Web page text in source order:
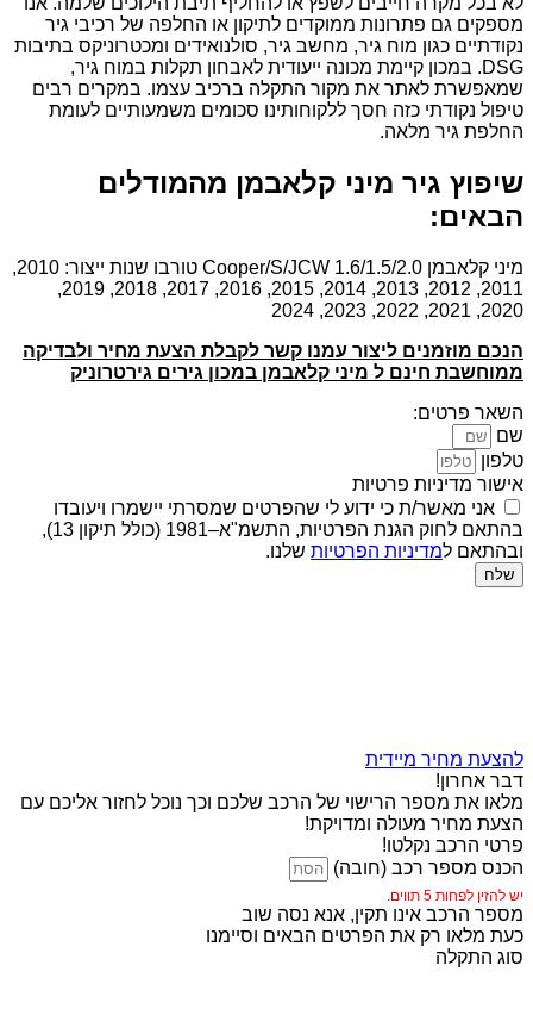
מספקים גם פתרונות ממוקדים לתיקון או החלפה של רכיבי גיר
נקודתיים כגון מוח גיר, מחשב גיר, סולנואידים ומכטרוניקס בתיבות
DSG. במכון קיימת מכונה ייעודית לאבחון תקלות במוח גיר,
שמאפשרת לאתר את מקור התקלה ברכיב עצמו. במקרים רבים
טיפול נקודתי כזה חסך ללקוחותינו סכומים משמעותיים לעומת
החלפת גיר מלאה.
שיפוץ גיר מיני קלאבמן מהמודלים
הבאים:
מיני קלאבמן Cooper/S/JCW 1.6/1.5/2.0 טורבו שנות ייצור: 2010,
2011, 2012, 2013, 2014, 2015, 2016, 2017, 2018, 2019,
2020, 2021, 2022, 2023, 2024
הנכם מוזמנים ליצור עמנו קשר לקבלת הצעת מחיר ולבדיקה
ממוחשבת חינם ל מיני קלאבמן במכון גירים גירטרוניק
השאר פרטים:
שם
טלפון
אישור מדיניות פרטיות
אני מאשר/ת כי ידוע לי שהפרטים שמסרתי יישמרו ויעובדו
בהתאם לחוק הגנת הפרטיות, התשמ"א–1981 (כולל תיקון 13),
ובהתאם למדיניות הפרטיות שלנו.
שלח
להצעת מחיר מיידית
דבר אחרון!
מלאו את מספר הרישוי של הרכב שלכם וכך נוכל לחזור אליכם עם
הצעת מחיר מעולה ומדויקת!
פרטי הרכב נקלטו!
הכנס מספר רכב (חובה)
יש להזין לפחות 5 תווים.
מספר הרכב אינו תקין, אנא נסה שוב
כעת מלאו רק את הפרטים הבאים וסיימנו
סוג התקלה